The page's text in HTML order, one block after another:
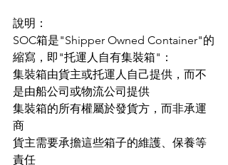
說明：
SOC箱是"Shipper Owned Container"的
縮寫，即"托運人自有集裝箱"：
集裝箱由貨主或托運人自己提供，而不
是由船公司或物流公司提供
集裝箱的所有權屬於發貨方，而非承運
商
貨主需要承擔這些箱子的維護、保養等
責任